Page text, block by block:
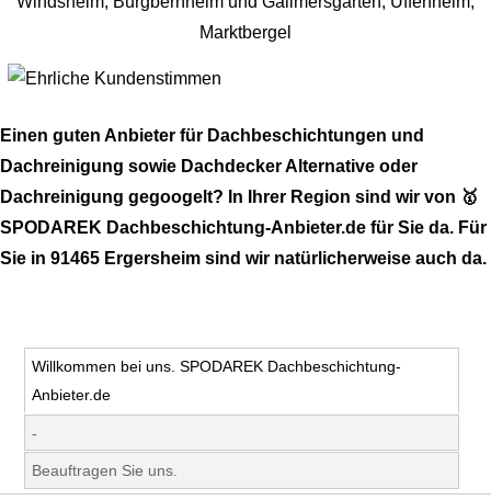
Einen guten Anbieter für Dachbeschichtungen und
Dachreinigung sowie Dachdecker Alternative oder
Dachreinigung gegoogelt? In Ihrer Region sind wir von 🥇
SPODAREK Dachbeschichtung-Anbieter.de für Sie da. Für
Sie in 91465 Ergersheim sind wir natürlicherweise auch da.
Willkommen bei uns. SPODAREK Dachbeschichtung-
Anbieter.de
-
Beauftragen Sie uns.